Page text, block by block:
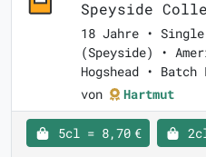
Speyside
18 Jahre •
(Speyside) •
Hogshead •
von
Hartmut
5cl = 8,70 €